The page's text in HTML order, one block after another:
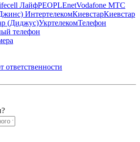
ЛайфPEOPLEnetVodafone MTC
ИнтертелекомКиевстарКиевстар
(Диджус)УкртелекомТелефон
телефон
ответственности